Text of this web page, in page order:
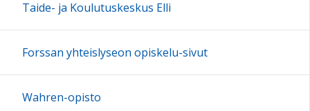
Taide- ja Koulutuskeskus Elli
Forssan yhteislyseon opiskelu-sivut
Wahren-opisto